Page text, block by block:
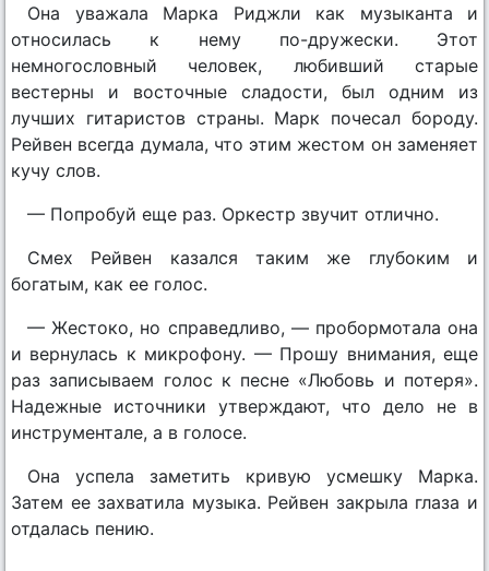
Она уважала Марка Риджли как музыканта и
относилась к нему по-дружески. Этот
немногословный человек, любивший старые
вестерны и восточные сладости, был одним из
лучших гитаристов страны. Марк почесал бороду.
Рейвен всегда думала, что этим жестом он заменяет
кучу слов.
— Попробуй еще раз. Оркестр звучит отлично.
Смех Рейвен казался таким же глубоким и
богатым, как ее голос.
— Жестоко, но справедливо, — пробормотала она
и вернулась к микрофону. — Прошу внимания, еще
раз записываем голос к песне «Любовь и потеря».
Надежные источники утверждают, что дело не в
инструментале, а в голосе.
Она успела заметить кривую усмешку Марка.
Затем ее захватила музыка. Рейвен закрыла глаза и
отдалась пению.